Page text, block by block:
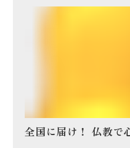
全国に届け！ 仏教で